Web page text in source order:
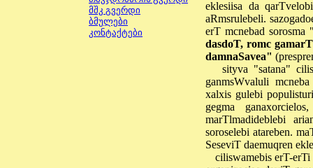
მშკ გვერდი
ბმულები
კონტაქტები
eklesiisa da
aRmsrulebeli.
erT mcnebad
dasdoT, romc
damnaSavea"
sityva "satana"
ganmsWvaluli
xalxis gulebi
gegma
marTlmadideblebi
soroselebi atareben.
SeseviT daemuqren
ciliswamebis erT-